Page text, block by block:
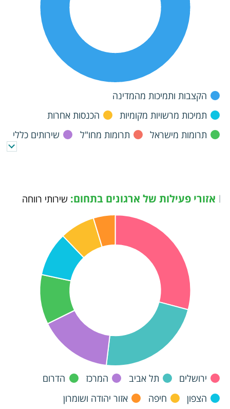
הקצבות ותמיכות מהמדינה
תמיכות מרשויות מקומיות
הכנסות אחרות
תרומות מישראל
תרומות מחו"ל
שירותים כללי
| אזורי פעילות של ארגונים בתחום: שירותי רווחה
ירושלים תל אביב המרכז
הדרום
הצפון
חיפה אזור יהודה ושומרון